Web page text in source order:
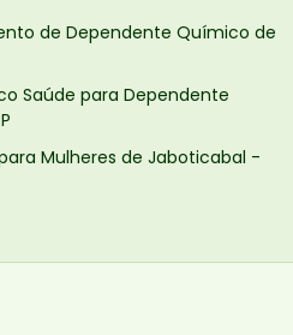
de Dependente Químico de
Saúde para Dependente
Mulheres de Jaboticabal -